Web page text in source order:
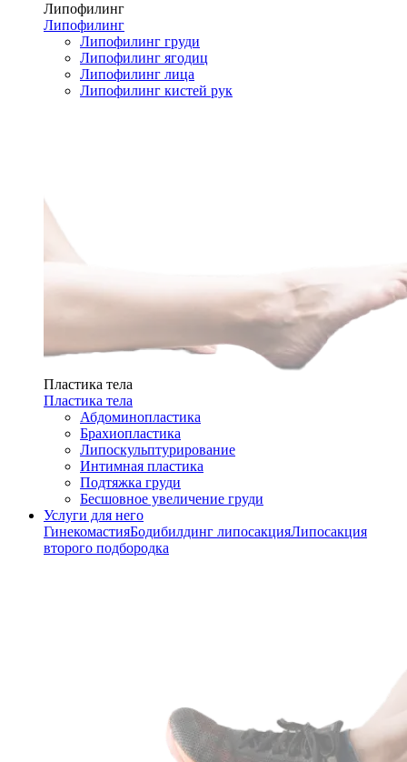
Липофилинг
Липофилинг
Липофилинг груди
Липофилинг ягодиц
Липофилинг лица
Липофилинг кистей рук
Пластика тела
Пластика тела
Абдоминопластика
Брахиопластика
Липоскульптурирование
Интимная пластика
Подтяжка груди
Бесшовное увеличение груди
Услуги для него
ГинекомастияБодибилдинг липосакцияЛипосакция
второго подбородка